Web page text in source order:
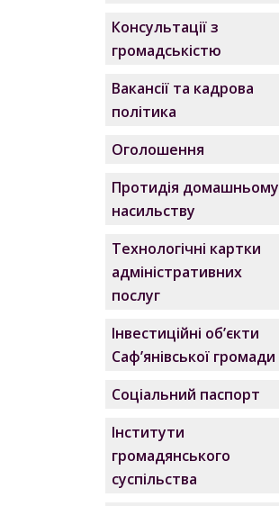
Консультації з
громадськістю
Вакансії та кадрова
політика
Оголошення
Протидія домашньому
насильству
Технологічні картки
адміністративних
послуг
Інвестиційні об’єкти
Саф’янівської громади
Соціальний паспорт
Інститути
громадянського
суспільства